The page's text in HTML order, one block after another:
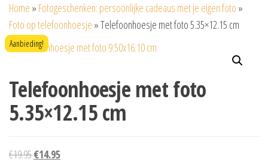
Home » Fotogeschenken: persoonlijke cadeaus met je eigen foto »
Foto op telefoonhoesje »Telefoonhoesje met foto 5.35×12.15 cm
Aanbieding!
Telefoonhoesje met foto
5.35×12.15 cm
€19.95Oorspronkelijke
€14.95Huidige